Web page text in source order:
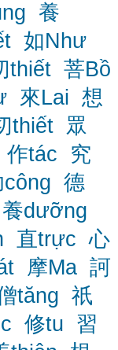
養
如Như
thiết 菩Bồ
來Lai 想
thiết 眾
作tác
究
công 德
養dưỡng
直trực 心
摩Ma 訶
tăng 祇
修tu 習